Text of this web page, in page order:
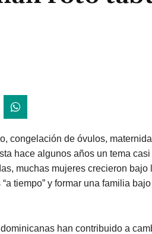
congelación de óvulos,
hace algunos años un tema
muchas mujeres crecieron bajo
tiempo” y formar una familia
han contribuido a